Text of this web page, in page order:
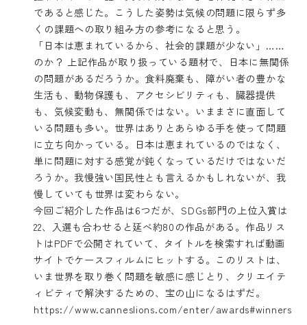
であると感じた。こうした姿勢は気候の問題に限らず多
くの課題への取り組み方の参考になると思う。
「日本は恵まれているから、社会的課題が少ない」……
のか？ 上記作品が取り扱っている題材で、日本に無関係
の問題があるだろうか。食料廃棄も、障がい者の豊かな
生活も、動物保護も、アクセシビリティも、臓器提供
も、気候変動も、無関係ではない。いままさに直面して
いる問題も多い。世界はありとあらゆる手を使って問題
に立ち向かっている。日本は恵まれているのではなく、
単に問題に対する感覚が鈍くなっているだけではないだ
ろうか。我慢強い国民性とも言えるかもしれないが、我
慢していても世界は変わらない。
今回ご紹介した作品は6つだが、SDGs部門の上位入賞は
22、入選も合わせると延べ約80の作品がある。作品リス
トはPDFで公開されていて、タイトルを検索すれば動画
サイトでケースフィルムにヒットする。このリストは、
いま世界を取り巻く問題を敏感に感じとり、クリエイテ
ィビティで解決するための、宝の山になるはずだ。
https://www.canneslions.com/enter/awards#winners